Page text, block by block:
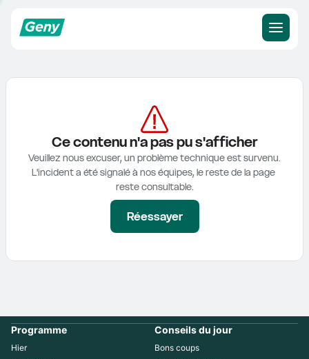
Ce contenu n'a pas pu s'afficher
Veuillez nous excuser, un problème technique est survenu.
L'incident a été signalé à nos équipes, le reste de la page
reste consultable.
Réessayer
Programme
Hier
Conseils du jour
Bons coups